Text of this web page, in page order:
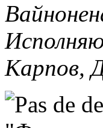
Карпов,